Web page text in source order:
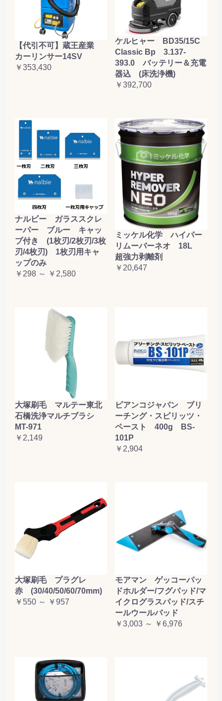
【代引不可】蔵王産業
カーリンサー14SV
￥353,430
ケルヒャー BD35/15C
Classic Bp 3.137-
393.0 バッテリー＆充電
器込 (床洗浄機)
￥392,700
ナルビー ガラススクレ
ーパー ブルー キャッ
プ付き (1枚刃/2枚刃/3枚
刃/4枚刃) 1枚刃用キャ
ップのみ
￥298 ～ ￥2,580
ミッケル化学 ハイパー
リムーバーネオ 18L
超強力剥離剤
￥20,647
大塚刷毛 マルテー東北
石橋洗浄マルチブラシ
MT-971
￥2,149
ビアンコジャパン ブリ
ーチング・スピリッツ・
ペースト 400g BS-
101P
￥2,904
大塚刷毛 プラグレ
赤 (30/40/50/60/70mm)
￥550 ～ ￥957
モアマン ゲッコーパッ
ドホルダー/フグパッド/マ
イクログラスパッド/スチ
ールウールバッド
￥3,003 ～ ￥6,976